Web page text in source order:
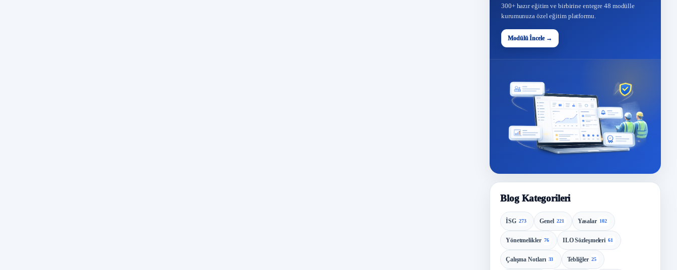
300+ hazır eğitim ve birbirine entegre 48 modülle
kurumunuza özel eğitim platformu.
Modülü İncele →
Blog Kategorileri
İSG 273 Genel 221 Yasalar 102
Yönetmelikler 76 ILO Sözleşmeleri 61
Çalışma Notları 33 Tebliğler 25